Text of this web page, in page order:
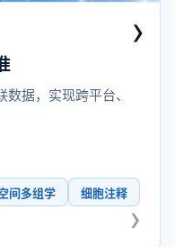
据，实现跨平台、
间多组学
细胞注释
›